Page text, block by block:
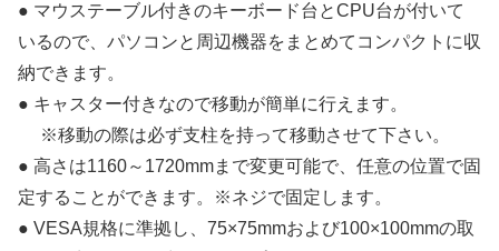
● マウステーブル付きのキーボード台とCPU台が付いて
いるので、パソコンと周辺機器をまとめてコンパクトに収
納できます。
● キャスター付きなので移動が簡単に行えます。
※移動の際は必ず支柱を持って移動させて下さい。
● 高さは1160～1720mmまで変更可能で、任意の位置で固
定することができます。※ネジで固定します。
● VESA規格に準拠し、75×75mmおよび100×100mmの取